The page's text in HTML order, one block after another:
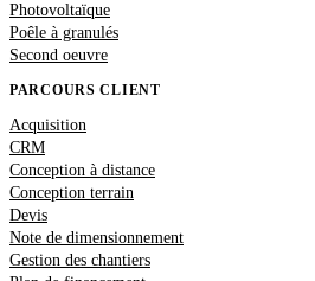
Photovoltaïque
Poêle à granulés
Second oeuvre
PARCOURS CLIENT
Acquisition
CRM
Conception à distance
Conception terrain
Devis
Note de dimensionnement
Gestion des chantiers